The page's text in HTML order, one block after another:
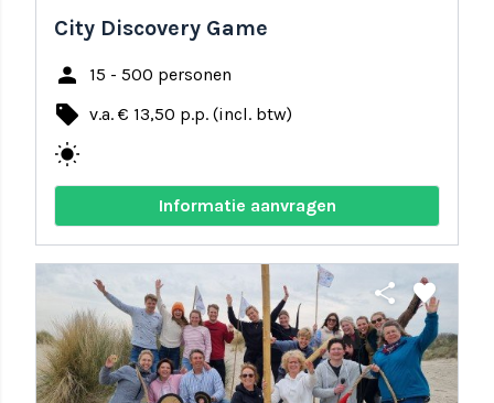
City Discovery Game
person 15 - 500 personen
local_offer v.a. € 13,50 p.p. (incl. btw)
wb_sunny
Informatie aanvragen
share favorite